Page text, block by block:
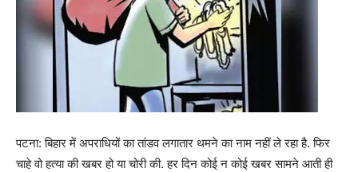
पटना: बिहार में अपराधियों का तांडव लगातार थमने का नाम नहीं ले रहा है. फिर
चाहे वो हत्या की खबर हो या चोरी की. हर दिन कोई न कोई खबर सामने आती ही